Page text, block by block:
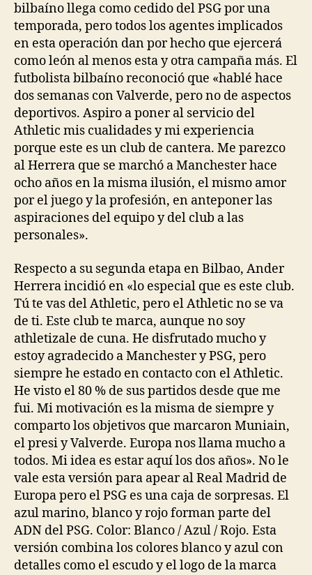
bilbaíno llega como cedido del PSG por una
temporada, pero todos los agentes implicados
en esta operación dan por hecho que ejercerá
como león al menos esta y otra campaña más. El
futbolista bilbaíno reconoció que «hablé hace
dos semanas con Valverde, pero no de aspectos
deportivos. Aspiro a poner al servicio del
Athletic mis cualidades y mi experiencia
porque este es un club de cantera. Me parezco
al Herrera que se marchó a Manchester hace
ocho años en la misma ilusión, el mismo amor
por el juego y la profesión, en anteponer las
aspiraciones del equipo y del club a las
personales».
Respecto a su segunda etapa en Bilbao, Ander
Herrera incidió en «lo especial que es este club.
Tú te vas del Athletic, pero el Athletic no se va
de ti. Este club te marca, aunque no soy
athletizale de cuna. He disfrutado mucho y
estoy agradecido a Manchester y PSG, pero
siempre he estado en contacto con el Athletic.
He visto el 80 % de sus partidos desde que me
fui. Mi motivación es la misma de siempre y
comparto los objetivos que marcaron Muniain,
el presi y Valverde. Europa nos llama mucho a
todos. Mi idea es estar aquí los dos años». No le
vale esta versión para apear al Real Madrid de
Europa pero el PSG es una caja de sorpresas. El
azul marino, blanco y rojo forman parte del
ADN del PSG. Color: Blanco / Azul / Rojo. Esta
versión combina los colores blanco y azul con
detalles como el escudo y el logo de la marca